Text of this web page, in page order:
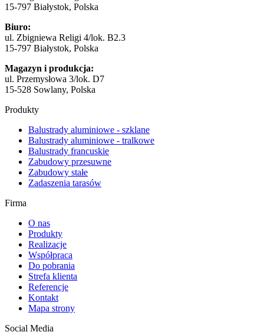
15-797 Białystok, Polska
Biuro:
ul. Zbigniewa Religi 4/lok. B2.3
15-797 Białystok, Polska
Magazyn i produkcja:
ul. Przemysłowa 3/lok. D7
15-528 Sowlany, Polska
Produkty
Balustrady aluminiowe - szklane
Balustrady aluminiowe - tralkowe
Balustrady francuskie
Zabudowy przesuwne
Zabudowy stałe
Zadaszenia tarasów
Firma
O nas
Produkty
Realizacje
Współpraca
Do pobrania
Strefa klienta
Referencje
Kontakt
Mapa strony
Social Media